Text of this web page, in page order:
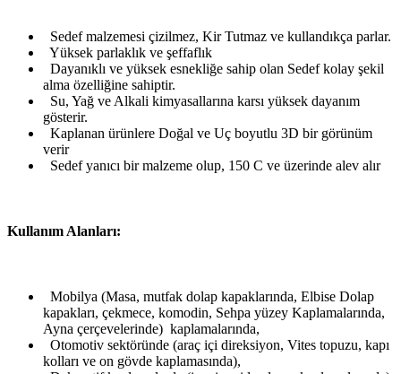
Sedef malzemesi çizilmez, Kir Tutmaz ve kullandıkça parlar.
Yüksek parlaklık ve şeffaflık
Dayanıklı ve yüksek esnekliğe sahip olan Sedef kolay şekil
alma özelliğine sahiptir.
Su, Yağ ve Alkali kimyasallarına karsı yüksek dayanım
gösterir.
Kaplanan ürünlere Doğal ve Uç boyutlu 3D bir görünüm
verir
Sedef yanıcı bir malzeme olup, 150 C ve üzerinde alev alır
Kullanım Alanları:
Mobilya (Masa, mutfak dolap kapaklarında, Elbise Dolap
kapakları, çekmece, komodin, Sehpa yüzey Kaplamalarında,
Ayna çerçevelerinde) kaplamalarında,
Otomotiv sektöründe (araç içi direksiyon, Vites topuzu, kapı
kolları ve on gövde kaplamasında),